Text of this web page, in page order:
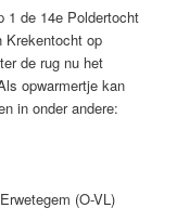
1 de 14e Poldertocht
Krekentocht op
de rug nu het
opwarmertje kan
in onder andere:
(O-VL)